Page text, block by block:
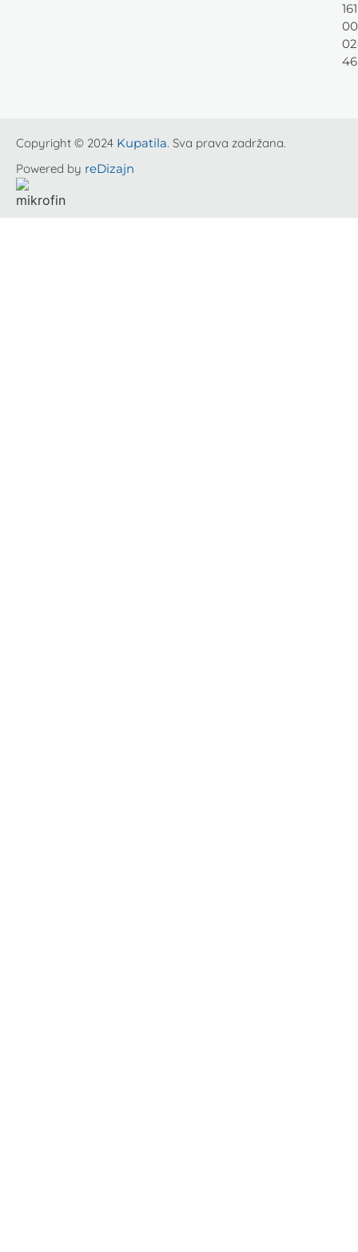
46
Copyright © 2024 Kupatila. Sva prava zadržana.
Powered by reDizajn